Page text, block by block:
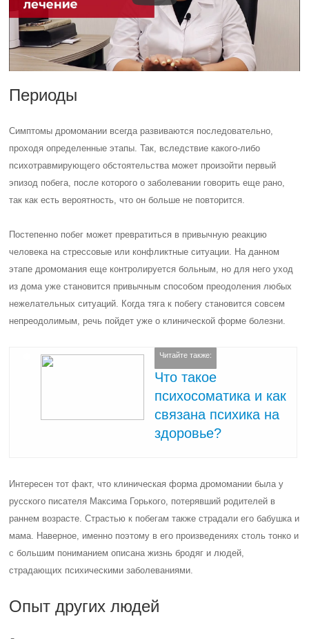
Периоды
Симптомы дромомании всегда развиваются последовательно,
проходя определенные этапы. Так, вследствие какого-либо
психотравмирующего обстоятельства может произойти первый
эпизод побега, после которого о заболевании говорить еще рано,
так как есть вероятность, что он больше не повторится.
Постепенно побег может превратиться в привычную реакцию
человека на стрессовые или конфликтные ситуации. На данном
этапе дромомания еще контролируется больным, но для него уход
из дома уже становится привычным способом преодоления любых
нежелательных ситуаций. Когда тяга к побегу становится совсем
непреодолимым, речь пойдет уже о клинической форме болезни.
Читайте также:
Что такое
психосоматика и как
связана психика на
здоровье?
Интересен тот факт, что клиническая форма дромомании была у
русского писателя Максима Горького, потерявший родителей в
раннем возрасте. Страстью к побегам также страдали его бабушка и
мама. Наверное, именно поэтому в его произведениях столь тонко и
с большим пониманием описана жизнь бродяг и людей,
страдающих психическими заболеваниями.
Опыт других людей